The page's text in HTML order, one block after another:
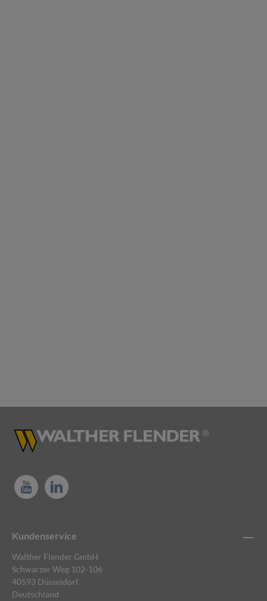
Kundenservice
Walther Flender GmbH
Schwarzer Weg 102-106
40593 Düsseldorf
Deutschland